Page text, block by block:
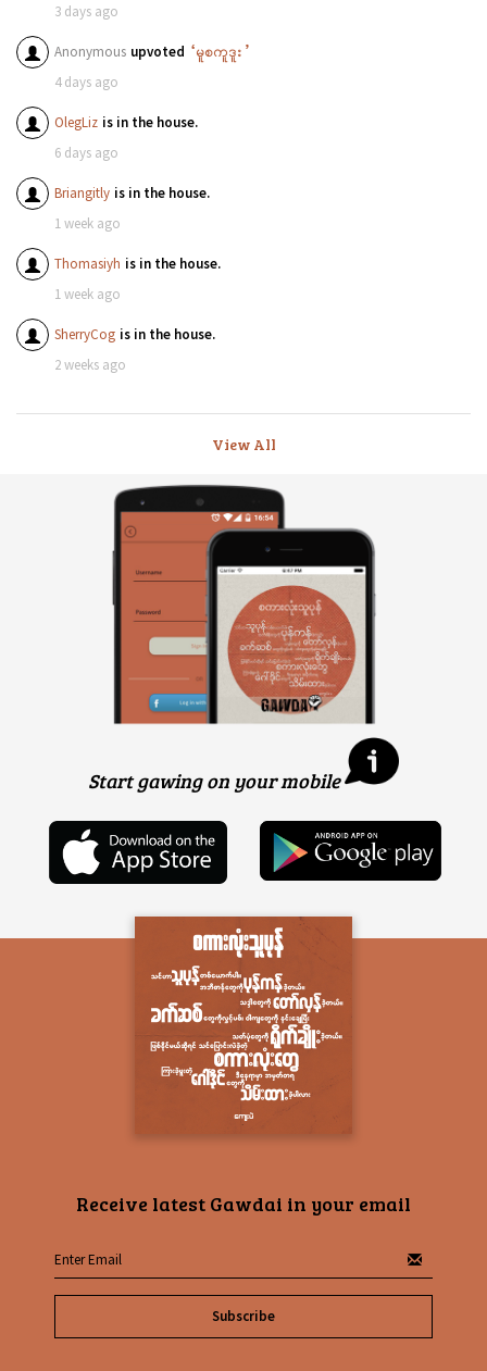
3 days ago
Anonymous upvoted “မူစကူဒူး”
4 days ago
OlegLiz is in the house.
6 days ago
Briangitly is in the house.
1 week ago
Thomasiyh is in the house.
1 week ago
SherryCog is in the house.
2 weeks ago
View All
Start gawing on your mobile
Receive latest Gawdai in your email
Subscribe